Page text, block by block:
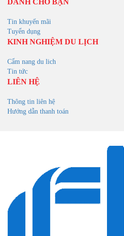
DÀNH CHO BẠN
Tin khuyến mãi
Tuyển dụng
KINH NGHIỆM DU LỊCH
Cẩm nang du lich
Tin tức
LIÊN HỆ
Thông tin liên hệ
Hướng dẫn thanh toán